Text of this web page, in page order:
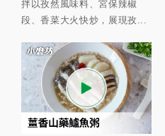
拌以孜然風味料、宮保辣椒
段、香菜大火快炒，展現孜...